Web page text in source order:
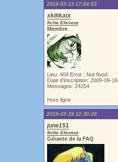
2019-03-13 17:54:53
xkiitkatx
fiche Eleveur
Membre
Lieu: 404 Error : Not flood.
Date d'inscription: 2009-09-16
Messages: 24254
Hors ligne
2019-03-19 12:30:28
june151
fiche Eleveur
Gérante de la FAQ